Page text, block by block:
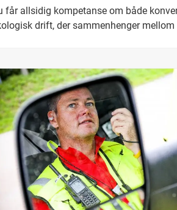
får allsidig kompetanse om både
drift, der sammenhenger
naturens tålegrenser og
Yrkestittel er agronom.